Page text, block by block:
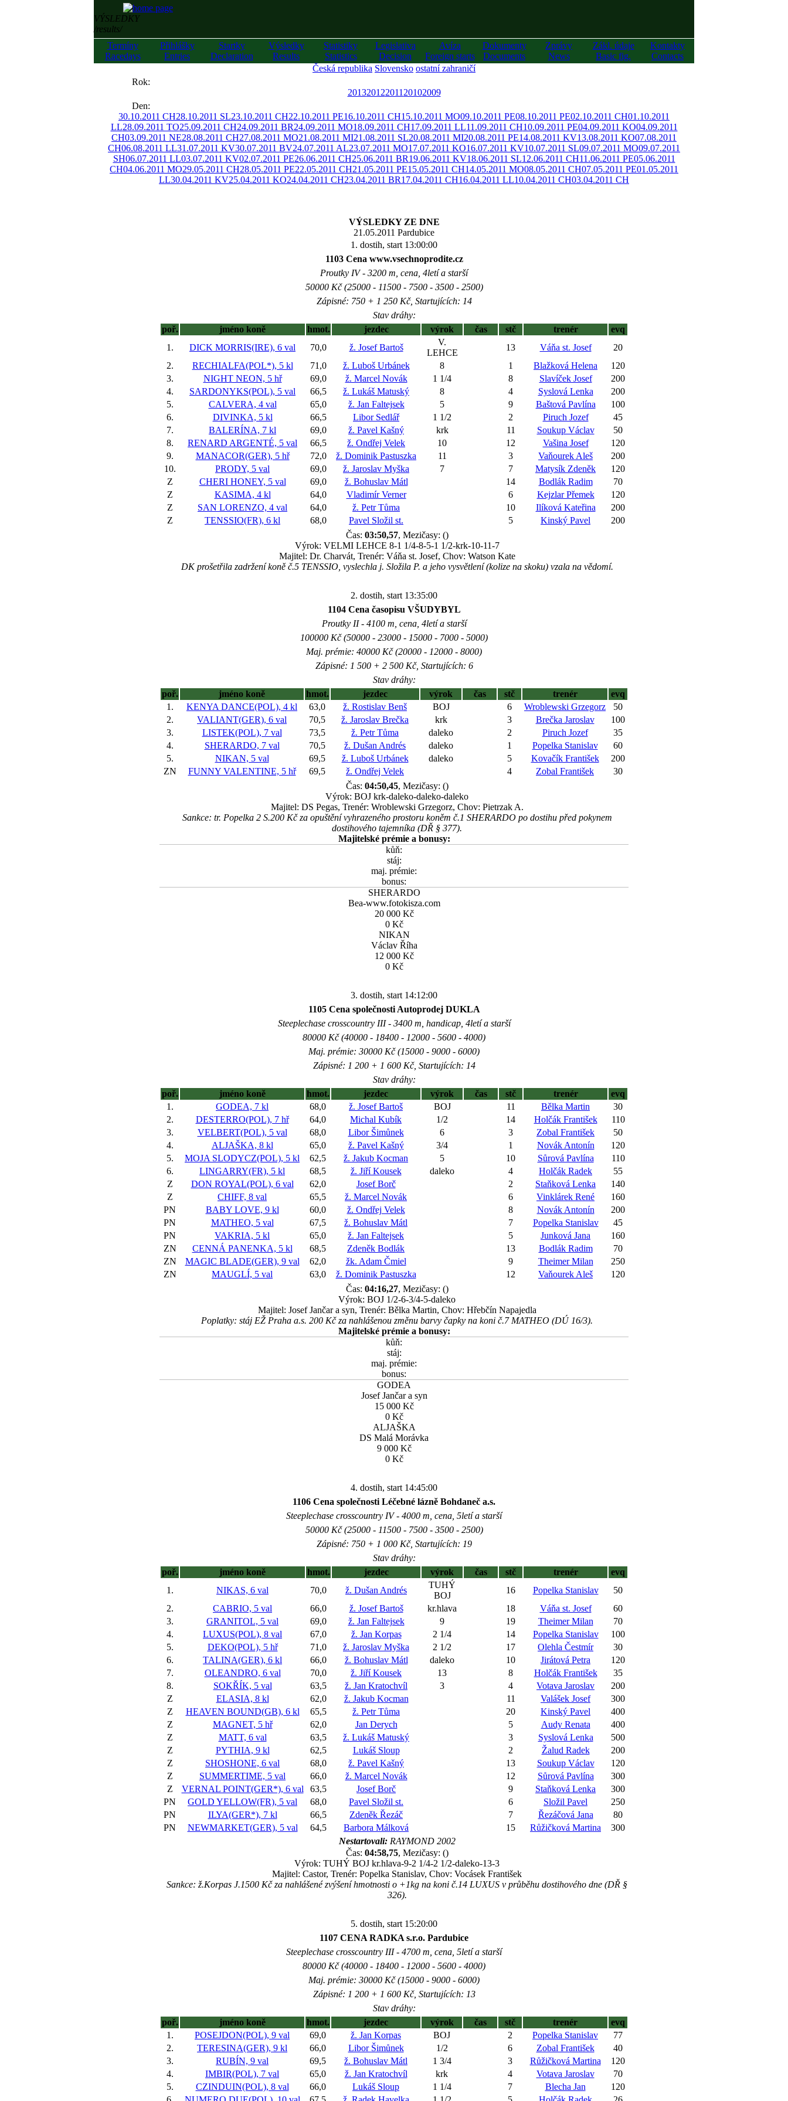
VÝSLEDKY
/results/
Termíny
Racedays
Přihlášky
Entries
Startky
Declaration
Výsledky
Results
Statistiky
Statistics
Legislativa
Decision
Avíza
Foreign starts
Dokumenty
Documents
Zprávy
News
Zákl. údaje
Basic fig.
Kontakty
Contacts
Česká republika Slovensko ostatní zahraničí
Rok:
201320122011 20102009
Den:
30.10.2011 CH28.10.2011 SL23.10.2011 CH22.10.2011 PE16.10.2011 CH15.10.2011 MO09.10.2011 PE08.10.2011 PE02.10.2011 CH01.10.2011
LL28.09.2011 TO25.09.2011 CH24.09.2011 BR24.09.2011 MO18.09.2011 CH17.09.2011 LL11.09.2011 CH10.09.2011 PE04.09.2011 KO04.09.2011
CH03.09.2011 NE28.08.2011 CH27.08.2011 MO21.08.2011 MI21.08.2011 SL20.08.2011 MI20.08.2011 PE14.08.2011 KV13.08.2011 KO07.08.2011
CH06.08.2011 LL31.07.2011 KV30.07.2011 BV24.07.2011 AL23.07.2011 MO17.07.2011 KO16.07.2011 KV10.07.2011 SL09.07.2011 MO09.07.2011
SH06.07.2011 LL03.07.2011 KV02.07.2011 PE26.06.2011 CH25.06.2011 BR19.06.2011 KV18.06.2011 SL12.06.2011 CH11.06.2011 PE05.06.2011
CH04.06.2011 MO29.05.2011 CH28.05.2011 PE22.05.2011 CH21.05.2011 PE15.05.2011 CH14.05.2011 MO08.05.2011 CH07.05.2011 PE01.05.2011
LL30.04.2011 KV25.04.2011 KO24.04.2011 CH23.04.2011 BR17.04.2011 CH16.04.2011 LL10.04.2011 CH03.04.2011 CH
VÝSLEDKY ZE DNE
21.05.2011 Pardubice
1. dostih, start 13:00:00
1103 Cena www.vsechnoprodite.cz
Proutky IV - 3200 m, cena, 4letí a starší
50000 Kč (25000 - 11500 - 7500 - 3500 - 2500)
Zápisné: 750 + 1 250 Kč, Startujících: 14
Stav dráhy:
poř.
jméno koně hmot. jezdec výrok čas stč trenér
evq
1.
DICK MORRIS(IRE), 6 val 70,0 ž. Josef Bartoš
V.
LEHCE
13 Váňa st. Josef
20
2.
RECHIALFA(POL*), 5 kl 71,0 ž. Luboš Urbánek 8 1 Blažková Helena
120
3.
NIGHT NEON, 5 hř 69,0 ž. Marcel Novák 1 1/4 8 Slavíček Josef
200
4.
SARDONYKS(POL), 5 val 66,5 ž. Lukáš Matuský 8 4 Syslová Lenka
200
5.
CALVERA, 4 val 65,0 ž. Jan Faltejsek 5 9 Baštová Pavlína
100
6.
DIVINKA, 5 kl 66,5 Libor Sedlář 1 1/2 2 Piruch Jozef
45
7.
BALERÍNA, 7 kl 69,0 ž. Pavel Kašný krk 11 Soukup Václav
50
8.
RENARD ARGENTÉ, 5 val 66,5 ž. Ondřej Velek 10 12 Vašina Josef
120
9.
MANACOR(GER), 5 hř 72,0 ž. Dominik Pastuszka 11 3 Vaňourek Aleš
200
10.
PRODY, 5 val 69,0 ž. Jaroslav Myška 7 7 Matysík Zdeněk
120
Z
CHERI HONEY, 5 val 69,0 ž. Bohuslav Mátl 14 Bodlák Radim
70
Z
KASIMA, 4 kl 64,0 Vladimír Verner 6 Kejzlar Přemek
120
Z
SAN LORENZO, 4 val 64,0 ž. Petr Tůma 10 Ilíková Kateřina
200
Z
TENSSIO(FR), 6 kl 68,0 Pavel Složil st. 5 Kinský Pavel
200
Čas: 03:50,57, Mezičasy: ()
Výrok: VELMI LEHCE 8-1 1/4-8-5-1 1/2-krk-10-11-7
Majitel: Dr. Charvát, Trenér: Váňa st. Josef, Chov: Watson Kate
DK prošetřila zadržení koně č.5 TENSSIO, vyslechla j. Složila P. a jeho vysvětlení (kolize na skoku) vzala na vědomí.
2. dostih, start 13:35:00
1104 Cena časopisu VŠUDYBYL
Proutky II - 4100 m, cena, 4letí a starší
100000 Kč (50000 - 23000 - 15000 - 7000 - 5000)
Maj. prémie: 40000 Kč (20000 - 12000 - 8000)
Zápisné: 1 500 + 2 500 Kč, Startujících: 6
Stav dráhy:
poř.
jméno koně hmot. jezdec výrok čas stč trenér
evq
1.
KENYA DANCE(POL), 4 kl 63,0 ž. Rostislav Benš BOJ 6 Wroblewski Grzegorz
50
2.
VALIANT(GER), 6 val 70,5 ž. Jaroslav Brečka krk 3 Brečka Jaroslav
100
3.
LISTEK(POL), 7 val 73,5 ž. Petr Tůma daleko 2 Piruch Jozef
35
4.
SHERARDO, 7 val 70,5 ž. Dušan Andrés daleko 1 Popelka Stanislav
60
5.
NIKAN, 5 val 69,5 ž. Luboš Urbánek daleko 5 Kovačík František
200
ZN
FUNNY VALENTINE, 5 hř 69,5 ž. Ondřej Velek 4 Zobal František
30
Čas: 04:50,45, Mezičasy: ()
Výrok: BOJ krk-daleko-daleko-daleko
Majitel: DS Pegas, Trenér: Wroblewski Grzegorz, Chov: Pietrzak A.
Sankce: tr. Popelka 2 S.200 Kč za opuštění vyhrazeného prostoru koněm č.1 SHERARDO po dostihu před pokynem
dostihového tajemníka (DŘ § 377).
Majitelské prémie a bonusy:
kůň:
stáj:
maj. prémie:
bonus:
SHERARDO
Bea-www.fotokisza.com
20 000 Kč
0 Kč
NIKAN
Václav Říha
12 000 Kč
0 Kč
3. dostih, start 14:12:00
1105 Cena společnosti Autoprodej DUKLA
Steeplechase crosscountry III - 3400 m, handicap, 4letí a starší
80000 Kč (40000 - 18400 - 12000 - 5600 - 4000)
Maj. prémie: 30000 Kč (15000 - 9000 - 6000)
Zápisné: 1 200 + 1 600 Kč, Startujících: 14
Stav dráhy:
poř.
jméno koně hmot. jezdec výrok čas stč trenér
evq
1.
GODEA, 7 kl 68,0 ž. Josef Bartoš BOJ 11 Bělka Martin
30
2.
DESTERRO(POL), 7 hř 64,0 Michal Kubík 1/2 14 Holčák František
110
3.
VELBERT(POL), 5 val 68,0 Libor Šimůnek 6 3 Zobal František
50
4.
ALJAŠKA, 8 kl 65,0 ž. Pavel Kašný 3/4 1 Novák Antonín
120
5.
MOJA SLODYCZ(POL), 5 kl 62,5 ž. Jakub Kocman 5 10 Sůrová Pavlína
110
6.
LINGARRY(FR), 5 kl 68,5 ž. Jiří Kousek daleko 4 Holčák Radek
55
Z
DON ROYAL(POL), 6 val 62,0 Josef Borč 2 Staňková Lenka
140
Z
CHIFF, 8 val 65,5 ž. Marcel Novák 6 Vinklárek René
160
PN
BABY LOVE, 9 kl 60,0 ž. Ondřej Velek 8 Novák Antonín
200
PN
MATHEO, 5 val 67,5 ž. Bohuslav Mátl 7 Popelka Stanislav
45
PN
VAKRIA, 5 kl 65,0 ž. Jan Faltejsek 5 Junková Jana
160
ZN
CENNÁ PANENKA, 5 kl 68,5 Zdeněk Bodlák 13 Bodlák Radim
70
ZN
MAGIC BLADE(GER), 9 val 62,0 žk. Adam Čmiel 9 Theimer Milan
250
ZN
MAUGLÍ, 5 val 63,0 ž. Dominik Pastuszka 12 Vaňourek Aleš
120
Čas: 04:16,27, Mezičasy: ()
Výrok: BOJ 1/2-6-3/4-5-daleko
Majitel: Josef Jančar a syn, Trenér: Bělka Martin, Chov: Hřebčín Napajedla
Poplatky: stáj EŽ Praha a.s. 200 Kč za nahlášenou změnu barvy čapky na koni č.7 MATHEO (DÚ 16/3).
Majitelské prémie a bonusy:
kůň:
stáj:
maj. prémie:
bonus:
GODEA
Josef Jančar a syn
15 000 Kč
0 Kč
ALJAŠKA
DS Malá Morávka
9 000 Kč
0 Kč
4. dostih, start 14:45:00
1106 Cena společnosti Léčebné lázně Bohdaneč a.s.
Steeplechase crosscountry IV - 4000 m, cena, 5letí a starší
50000 Kč (25000 - 11500 - 7500 - 3500 - 2500)
Zápisné: 750 + 1 000 Kč, Startujících: 19
Stav dráhy:
poř.
jméno koně hmot. jezdec výrok čas stč trenér
evq
1.
NIKAS, 6 val 70,0 ž. Dušan Andrés
TUHÝ
BOJ
16 Popelka Stanislav
50
2.
CABRIO, 5 val 66,0 ž. Josef Bartoš kr.hlava 18 Váňa st. Josef
60
3.
GRANITOL, 5 val 69,0 ž. Jan Faltejsek 9 19 Theimer Milan
70
4.
LUXUS(POL), 8 val 67,0 ž. Jan Korpas 2 1/4 14 Popelka Stanislav
100
5.
DEKO(POL), 5 hř 71,0 ž. Jaroslav Myška 2 1/2 17 Olehla Čestmír
30
6.
TALINA(GER), 6 kl 66,0 ž. Bohuslav Mátl daleko 10 Jirátová Petra
120
7.
OLEANDRO, 6 val 70,0 ž. Jiří Kousek 13 8 Holčák František
35
8.
SOKŘÍK, 5 val 63,5 ž. Jan Kratochvíl 3 4 Votava Jaroslav
200
Z
ELASIA, 8 kl 62,0 ž. Jakub Kocman 11 Valášek Josef
300
Z
HEAVEN BOUND(GB), 6 kl 65,5 ž. Petr Tůma 20 Kinský Pavel
400
Z
MAGNET, 5 hř 62,0 Jan Derych 5 Audy Renata
400
Z
MATT, 6 val 63,5 ž. Lukáš Matuský 3 Syslová Lenka
500
Z
PYTHIA, 9 kl 62,5 Lukáš Sloup 2 Žalud Radek
200
Z
SHOSHONE, 6 val 68,0 ž. Pavel Kašný 13 Soukup Václav
120
Z
SUMMERTIME, 5 val 66,0 ž. Marcel Novák 12 Sůrová Pavlína
300
Z
VERNAL POINT(GER*), 6 val 63,5 Josef Borč 9 Staňková Lenka
300
PN
GOLD YELLOW(FR), 5 val 68,0 Pavel Složil st. 6 Složil Pavel
250
PN
ILYA(GER*), 7 kl 66,5 Zdeněk Řezáč 7 Řezáčová Jana
80
PN
NEWMARKET(GER), 5 val 64,5 Barbora Málková 15 Růžičková Martina
300
Nestartovali:RAYMOND 2002
Čas: 04:58,75, Mezičasy: ()
Výrok: TUHÝ BOJ kr.hlava-9-2 1/4-2 1/2-daleko-13-3
Majitel: Castor, Trenér: Popelka Stanislav, Chov: Vocásek František
Sankce: ž.Korpas J.1500 Kč za nahlášené zvýšení hmotnosti o +1kg na koni č.14 LUXUS v průběhu dostihového dne (DŘ §
326).
5. dostih, start 15:20:00
1107 CENA RADKA s.r.o. Pardubice
Steeplechase crosscountry III - 4700 m, cena, 5letí a starší
80000 Kč (40000 - 18400 - 12000 - 5600 - 4000)
Maj. prémie: 30000 Kč (15000 - 9000 - 6000)
Zápisné: 1 200 + 1 600 Kč, Startujících: 13
Stav dráhy:
poř.
jméno koně hmot. jezdec výrok čas stč trenér
evq
1.
POSEJDON(POL), 9 val 69,0 ž. Jan Korpas BOJ 2 Popelka Stanislav
77
2.
TERESINA(GER), 9 kl 66,0 Libor Šimůnek 1/2 6 Zobal František
40
3.
RUBÍN, 9 val 69,5 ž. Bohuslav Mátl 1 3/4 3 Růžičková Martina
120
4.
IMBIR(POL), 7 val 65,0 ž. Jan Kratochvíl krk 4 Votava Jaroslav
70
5.
CZINDUIN(POL), 8 val 66,0 Lukáš Sloup 1 1/4 7 Blecha Jan
120